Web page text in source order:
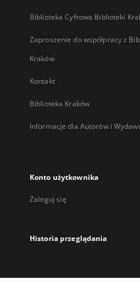
Biblioteka Cyfrowa Biblioteki
Zaproszenie do współpracy z
Kraków
Kontakt
Biblioteka Kraków
Informacje dla Autorów i
Konto użytkownika
Zaloguj się
Historia przeglądania